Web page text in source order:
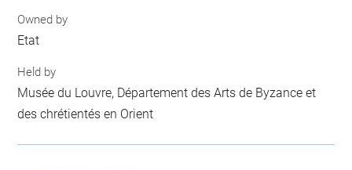
Owned by
Etat
Held by
Musée du Louvre, Département des Arts de Byzance et
des chrétientés en Orient